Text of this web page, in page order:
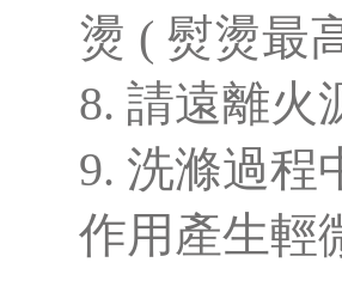
燙 ( 熨燙最
8. 請遠離火
9. 洗滌過程
作用產生輕